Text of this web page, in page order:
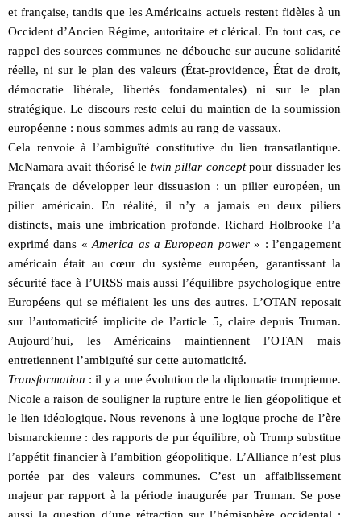
et française, tandis que les Américains actuels restent fidèles à un
Occident d’Ancien Régime, autoritaire et clérical. En tout cas, ce
rappel des sources communes ne débouche sur aucune solidarité
réelle, ni sur le plan des valeurs (État-providence, État de droit,
démocratie libérale, libertés fondamentales) ni sur le plan
stratégique. Le discours reste celui du maintien de la soumission
européenne : nous sommes admis au rang de vassaux.
Cela renvoie à l’ambiguïté constitutive du lien transatlantique.
McNamara avait théorisé le twin pillar conceptpour dissuader les
Français de développer leur dissuasion : un pilier européen, un
pilier américain. En réalité, il n’y a jamais eu deux piliers
distincts, mais une imbrication profonde. Richard Holbrooke l’a
exprimé dans «America as a European power» : l’engagement
américain était au cœur du système européen, garantissant la
sécurité face à l’URSS mais aussi l’équilibre psychologique entre
Européens qui se méfiaient les uns des autres. L’OTAN reposait
sur l’automaticité implicite de l’article 5, claire depuis Truman.
Aujourd’hui, les Américains maintiennent l’OTAN mais
entretiennent l’ambiguïté sur cette automaticité.
Transformation : il y a une évolution de la diplomatie trumpienne.
Nicole a raison de souligner la rupture entre le lien géopolitique et
le lien idéologique. Nous revenons à une logique proche de l’ère
bismarckienne : des rapports de pur équilibre, où Trump substitue
l’appétit financier à l’ambition géopolitique. L’Alliance n’est plus
portée par des valeurs communes. C’est un affaiblissement
majeur par rapport à la période inaugurée par Truman. Se pose